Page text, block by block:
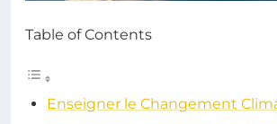
Table of Contents
Enseigner le Changement